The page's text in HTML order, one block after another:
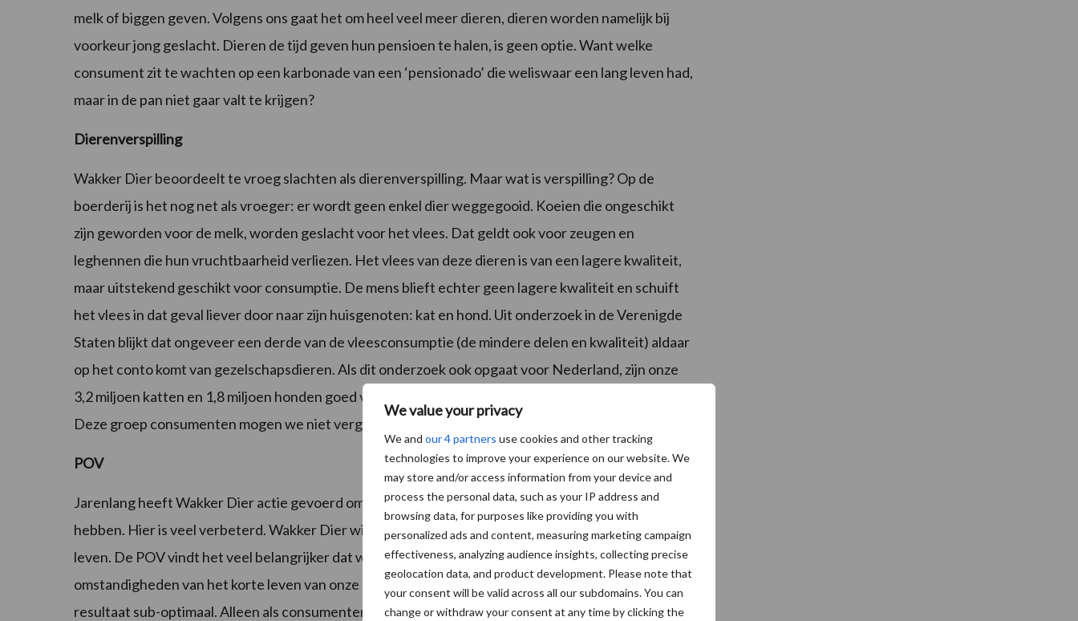
We value your privacy
We and our 4 partners use cookies and other tracking
technologies to improve your experience on our website. We
may store and/or access information from your device and
process the personal data, such as your IP address and
browsing data, for purposes like providing you with
personalized ads and content, measuring marketing campaign
effectiveness, analyzing audience insights, collecting precise
geolocation data, and product development. Please note that
your consent will be valid across all our subdomains. You can
change or withdraw your consent at any time by clicking the
melk of biggen geven. Volgens ons gaat het om heel veel meer dieren, dieren worden namelijk bij
voorkeur jong geslacht. Dieren de tijd geven hun pensioen te halen, is geen optie. Want welke
consument zit te wachten op een karbonade van een ‘pensionado’ die weliswaar een lang leven had,
maar in de pan niet gaar valt te krijgen?
Dierenverspilling
Wakker Dier beoordeelt te vroeg slachten als dierenverspilling. Maar wat is verspilling? Op de
boerderij is het nog net als vroeger: er wordt geen enkel dier weggegooid. Koeien die ongeschikt
zijn geworden voor de melk, worden geslacht voor het vlees. Dat geldt ook voor zeugen en
leghennen die hun vruchtbaarheid verliezen. Het vlees van deze dieren is van een lagere kwaliteit,
maar uitstekend geschikt voor consumptie. De mens blieft echter geen lagere kwaliteit en schuift
het vlees in dat geval liever door naar zijn huisgenoten: kat en hond. Uit onderzoek in de Verenigde
Staten blijkt dat ongeveer een derde van de vleesconsumptie (de mindere delen en kwaliteit) aldaar
op het conto komt van gezelschapsdieren. Als dit onderzoek ook opgaat voor Nederland, zijn onze
3,2 miljoen katten en 1,8 miljoen honden goed voor ongeveer een kwart van de vleesconsumptie.
Deze groep consumenten mogen we niet vergeten en maak je niet blij met een vegetarisch dieet.
POV
Jarenlang heeft Wakker Dier actie gevoerd omdat het Nederlandse vee geen dierwaardig leven zou
hebben. Hier is veel verbeterd. Wakker Dier wil nu dat varkens, kippen en koeien zo lang mogelijk
leven. De POV vindt het veel belangrijker dat we ons druk maken om het verder verbeteren van de
omstandigheden van het korte leven van onze dieren. Met de huidige, lage kiloprijs blijft het
resultaat sub-optimaal. Alleen als consumenten en supermarkten meer willen betalen kunnen we